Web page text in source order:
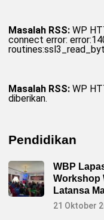
K
a
n
e
m
m
m
B
a
n
Masalah RSS: WP
connect error:
Masalah RSS: WP
diberikan.
Pendidikan
WBP
Workshop
Latansa
21 Oktober